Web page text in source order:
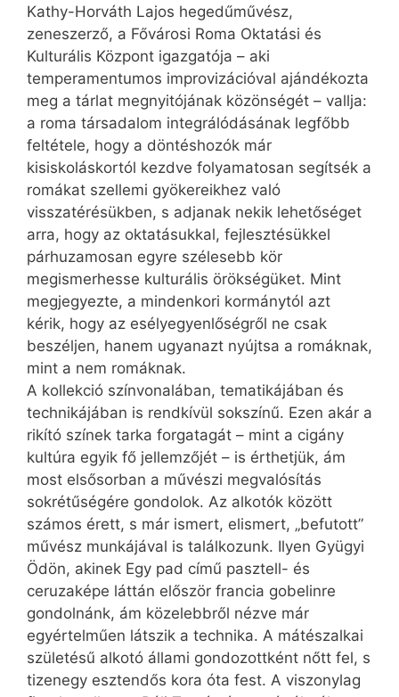
Kathy-Horváth Lajos hegedűművész,
zeneszerző, a Fővárosi Roma Oktatási és
Kulturális Központ igazgatója – aki
temperamentumos improvizációval ajándékozta
meg a tárlat megnyitójának közönségét – vallja:
a roma társadalom integrálódásának legfőbb
feltétele, hogy a döntéshozók már
kisiskoláskortól kezdve folyamatosan segítsék a
romákat szellemi gyökereikhez való
visszatérésükben, s adjanak nekik lehetőséget
arra, hogy az oktatásukkal, fejlesztésükkel
párhuzamosan egyre szélesebb kör
megismerhesse kulturális örökségüket. Mint
megjegyezte, a mindenkori kormánytól azt
kérik, hogy az esélyegyenlőségről ne csak
beszéljen, hanem ugyanazt nyújtsa a romáknak,
mint a nem romáknak.
A kollekció színvonalában, tematikájában és
technikájában is rendkívül sokszínű. Ezen akár a
rikító színek tarka forgatagát – mint a cigány
kultúra egyik fő jellemzőjét – is érthetjük, ám
most elsősorban a művészi megvalósítás
sokrétűségére gondolok. Az alkotók között
számos érett, s már ismert, elismert, „befutott”
művész munkájával is találkozunk. Ilyen Gyügyi
Ödön, akinek Egy pad című pasztell- és
ceruzaképe láttán először francia gobelinre
gondolnánk, ám közelebbről nézve már
egyértelműen látszik a technika. A mátészalkai
születésű alkotó állami gondozottként nőtt fel, s
tizenegy esztendős kora óta fest. A viszonylag